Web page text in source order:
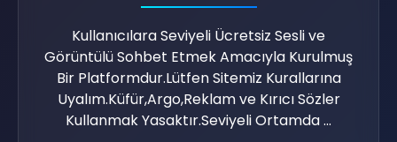
📱
Kullanıcılara Seviyeli Ücretsiz Sesli ve
Görüntülü Sohbet Etmek Amacıyla Kurulmuş
Bir Platformdur.Lütfen Sitemiz Kurallarına
Uyalım.Küfür,Argo,Reklam ve Kırıcı Sözler
Kullanmak Yasaktır.Seviyeli Ortamda ...